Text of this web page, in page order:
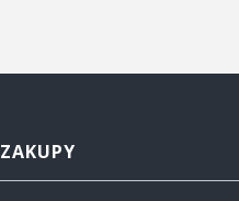
Linki w stopce
ZAKUPY